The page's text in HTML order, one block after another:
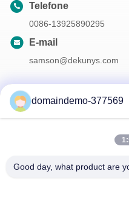
Telefone
0086-13925890295
E-mail
samson@dekunys.com
A nossa newsletter
domaindemo-377569
Good day, what product are